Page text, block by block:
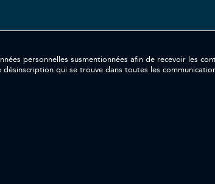
susmentionnées afin de recevoir les contenus et/
qui se trouve dans toutes les